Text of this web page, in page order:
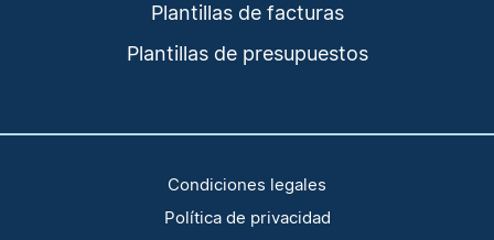
Plantillas de facturas
Plantillas de presupuestos
Condiciones legales
Política de privacidad